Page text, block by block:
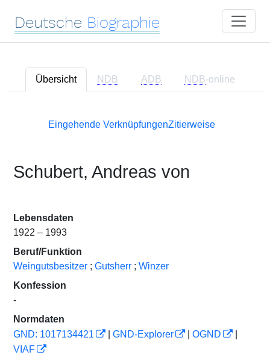
Deutsche Biographie
Übersicht NDB ADB NDB-online
Eingehende VerknüpfungenZitierweise
Schubert, Andreas von
Lebensdaten
1922 – 1993
Beruf/Funktion
Weingutsbesitzer ; Gutsherr ; Winzer
Konfession
-
Normdaten
GND: 1017134421
GND-Explorer OGND
VIAF